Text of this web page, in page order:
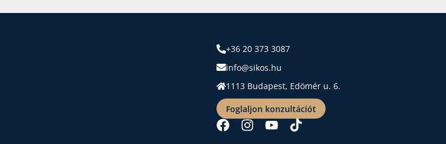
+36 20 373 3087
info@sikos.hu
1113 Budapest, Edömér u. 6.
Foglaljon konzultációt